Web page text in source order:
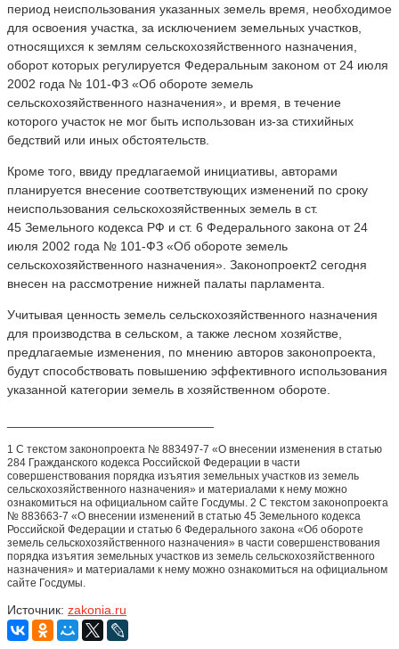
период неиспользования указанных земель время, необходимое
для освоения участка, за исключением земельных участков,
относящихся к землям сельскохозяйственного назначения,
оборот которых регулируется Федеральным законом от 24 июля
2002 года № 101-ФЗ «Об обороте земель
сельскохозяйственного назначения», и время, в течение
которого участок не мог быть использован из-за стихийных
бедствий или иных обстоятельств.
Кроме того, ввиду предлагаемой инициативы, авторами
планируется внесение соответствующих изменений по сроку
неиспользования сельскохозяйственных земель в ст.
45 Земельного кодекса РФ и ст. 6 Федерального закона от 24
июля 2002 года № 101-ФЗ «Об обороте земель
сельскохозяйственного назначения». Законопроект2 сегодня
внесен на рассмотрение нижней палаты парламента.
Учитывая ценность земель сельскохозяйственного назначения
для производства в сельском, а также лесном хозяйстве,
предлагаемые изменения, по мнению авторов законопроекта,
будут способствовать повышению эффективного использования
указанной категории земель в хозяйственном обороте.
1 С текстом законопроекта № 883497-7 «О внесении изменения в статью
284 Гражданского кодекса Российской Федерации в части
совершенствования порядка изъятия земельных участков из земель
сельскохозяйственного назначения» и материалами к нему можно
ознакомиться на официальном сайте Госдумы. 2 С текстом законопроекта
№ 883663-7 «О внесении изменений в статью 45 Земельного кодекса
Российской Федерации и статью 6 Федерального закона «Об обороте
земель сельскохозяйственного назначения» в части совершенствования
порядка изъятия земельных участков из земель сельскохозяйственного
назначения» и материалами к нему можно ознакомиться на официальном
сайте Госдумы.
Источник: zakonia.ru